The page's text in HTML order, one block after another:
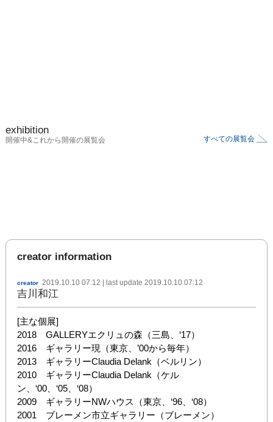
exhibition
開催中&これから開催の展覧会 すべての展覧会
creator information
creator 2019.10.10 07:12 | last update 2019.10.10 07:12
吉川和江
[主な個展]
2018　GALLERYエクリュの森（三島、‘17）
2016　ギャラリー現（東京、’00から毎年）
2013　ギャラリーClaudia Delank（ベルリン）
2010　ギャラリーClaudia Delank（ケル
ン、‘00、‘05、‘08）
2009　ギャラリーNWハウス（東京、‘96、‘08）
2001　ブレーメン市立ギャラリー（ブレーメン）